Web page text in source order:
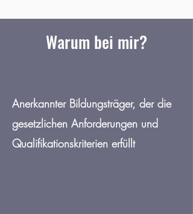
Warum bei mir?
Anerkannter Bildungsträger, der die
gesetzlichen Anforderungen und
Qualifikationskriterien erfüllt